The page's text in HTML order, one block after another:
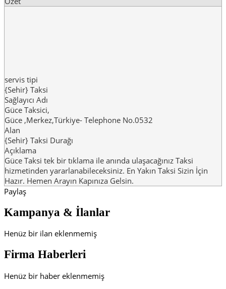
servis tipi
{Sehir} Taksi
Sağlayıcı Adı
Güce Taksici,
Güce ,Merkez,Türkiye- Telephone No.0532
Alan
{Sehir} Taksi Durağı
Açıklama
Güce Taksi tek bir tıklama ile anında ulaşacağınız Taksi
hizmetinden yararlanabileceksiniz. En Yakın Taksi Sizin İçin
Hazır. Hemen Arayın Kapınıza Gelsin.
Paylaş
Kampanya & İlanlar
Henüz bir ilan eklenmemiş
Firma Haberleri
Henüz bir haber eklenmemiş